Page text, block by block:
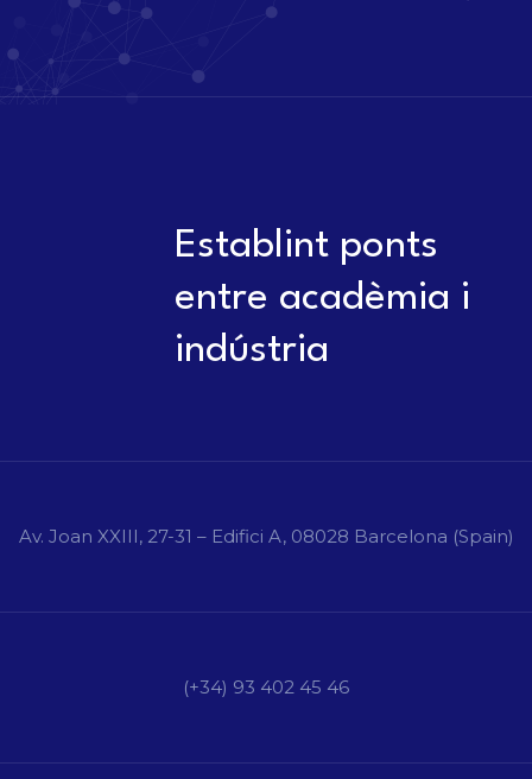
Establint ponts
entre acadèmia i
indústria
Av. Joan XXIII, 27-31 – Edifici A, 08028 Barcelona (Spain)
(+34) 93 402 45 46